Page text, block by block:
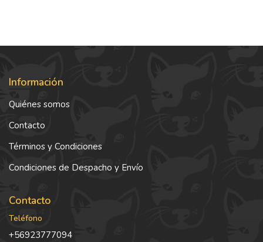
Información
Quiénes somos
Contacto
Términos y Condiciones
Condiciones de Despacho y Envío
Contacto
Teléfono
+56923777094